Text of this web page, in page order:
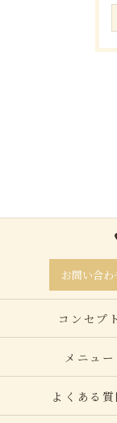
お問い合わ
コンセプト
メニュー
よくある質